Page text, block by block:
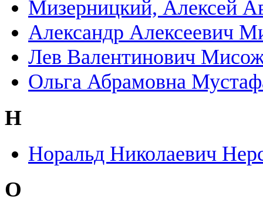
Мизерницкий, Алексей
Александр Алексеевич
Лев Валентинович
Ольга Абрамовна
Н
Норальд Николаевич
О